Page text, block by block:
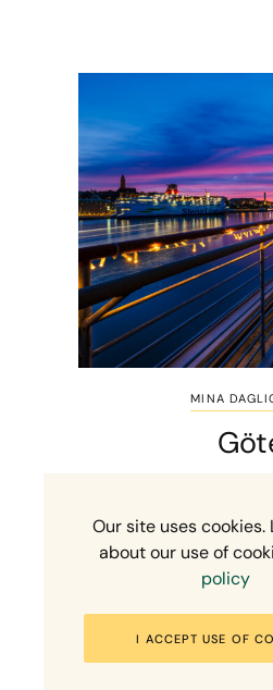
MINA
Fotograf Mikael Svensson
Our site uses cookies.
about our use of
policy
I ACCEPT USE OF